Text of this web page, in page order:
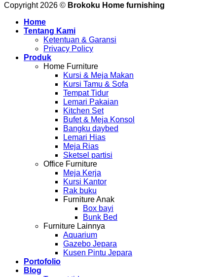
Copyright 2026 © Brokoku Home furnishing
Home
Tentang Kami
Ketentuan & Garansi
Privacy Policy
Produk
Home Furniture
Kursi & Meja Makan
Kursi Tamu & Sofa
Tempat Tidur
Lemari Pakaian
Kitchen Set
Bufet & Meja Konsol
Bangku daybed
Lemari Hias
Meja Rias
Sketsel partisi
Office Furniture
Meja Kerja
Kursi Kantor
Rak buku
Furniture Anak
Box bayi
Bunk Bed
Furniture Lainnya
Aquarium
Gazebo Jepara
Kusen Pintu Jepara
Portofolio
Blog